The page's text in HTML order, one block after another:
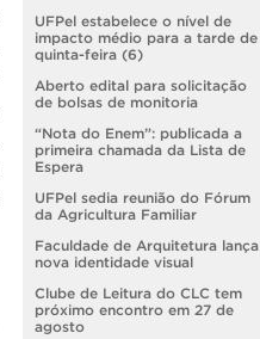
UFPel estabelece o nível de
impacto médio para a tarde de
quinta-feira (6)
Aberto edital para solicitação
de bolsas de monitoria
“Nota do Enem”: publicada a
primeira chamada da Lista de
Espera
UFPel sedia reunião do Fórum
da Agricultura Familiar
Faculdade de Arquitetura lança
nova identidade visual
Clube de Leitura do CLC tem
próximo encontro em 27 de
agosto